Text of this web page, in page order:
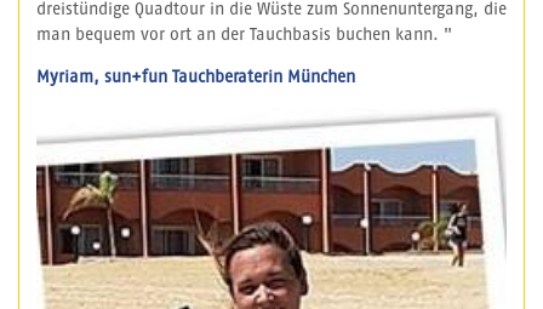
dreistündige Quadtour in die Wüste zum Sonnenuntergang, die
man bequem vor ort an der Tauchbasis buchen kann. "
Myriam, sun+fun Tauchberaterin München